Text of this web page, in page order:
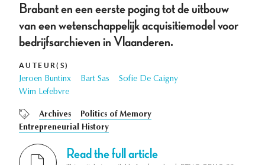
Brabant en een eerste poging tot de uitbouw
van een wetenschappelijk acquisitiemodel voor
bedrijfsarchieven in Vlaanderen.
AUTEUR(S)
Jeroen Buntinx Bart Sas
Sofie De Caigny
Wim Lefebvre
Archives
Politics of Memory
Entrepreneurial History
Read the full article